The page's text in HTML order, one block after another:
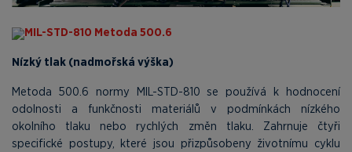
MIL-STD-810 Metoda 500.6
Nízký tlak (nadmořská výška)
Metoda 500.6 normy MIL-STD-810 se používá k hodnocení
odolnosti a funkčnosti materiálů v podmínkách nízkého
okolního tlaku nebo rychlých změn tlaku. Zahrnuje čtyři
specifické postupy, které jsou přizpůsobeny životnímu cyklu